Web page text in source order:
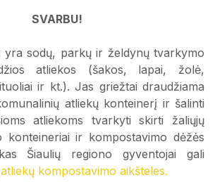
SVARBU!
yra sodų, parkų ir želdynų tvarkymo
atliekos (šakos, lapai, žolė,
ir kt.). Jas griežtai draudžiama
atliekų konteinerį ir šalinti
atliekoms tvarkyti skirti žaliųjų
konteineriai ir kompostavimo dėžės
Šiaulių regiono gyventojai gali
kompostavimo aikšteles.